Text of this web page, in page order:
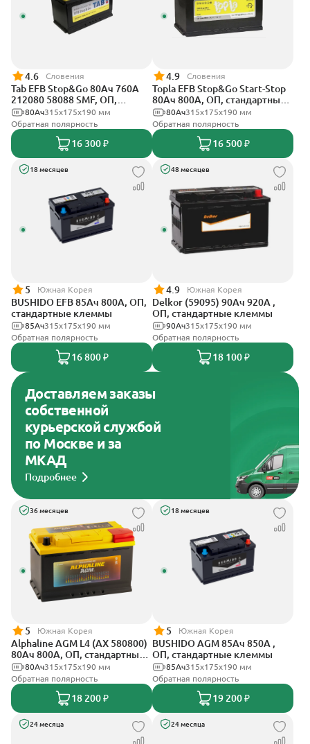
4.6 Словения
Tab EFB Stop&Go 80Ач 760А
212080 58088 SMF, ОП,
стандартные клеммы
315x175x190 мм
80Ач
Обратная полярность
16 300 ₽
4.9 Словения
Topla EFB Stop&Go Start-Stop
80Ач 800А, ОП, стандартные
клеммы315x175x190 мм
80Ач
Обратная полярность
16 500 ₽
18 месяцев
5 Южная Корея
BUSHIDO EFB 85Ач 800А, ОП,
стандартные клеммы
315x175x190 мм
85Ач
Обратная полярность
16 800 ₽
48 месяцев
4.9 Южная Корея
Delkor (59095) 90Ач 920А ,
ОП, стандартные клеммы
315x175x190 мм
90Ач
Обратная полярность
18 100 ₽
Доставляем заказы
собственной
курьерской службой
по Москве и за
МКАД
Подробнее
36 месяцев
5 Южная Корея
Alphaline AGM L4 (AX 580800)
80Ач 800А, ОП, стандартные
клеммы315х175х190 мм
80Ач
Обратная полярность
18 200 ₽
18 месяцев
5 Южная Корея
BUSHIDO AGM 85Ач 850А ,
ОП, стандартные клеммы
315x175x190 мм
85Ач
Обратная полярность
19 200 ₽
24 месяца 24 месяца